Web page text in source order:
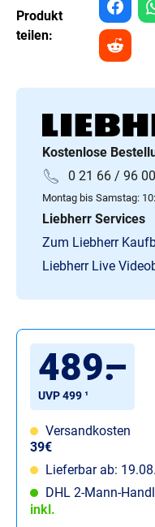
Produkt
teilen:
Kostenlose
0 21 66 / 96
Montag bis Samstag:
Liebherr Services
Zum Liebherr
Liebherr Live
489.
–
UVP 499 ¹
Versandkosten
39€
Lieferbar ab:
DHL 2-Mann-
inkl.